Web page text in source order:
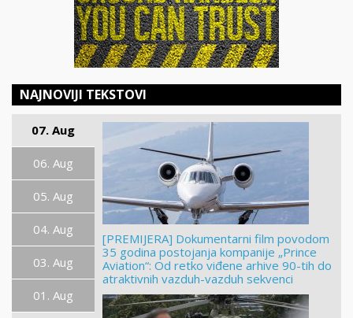
NAJNOVIJI TEKSTOVI
07. Aug
06. Aug
05. Aug
04. Aug
03. Aug
01. Aug
[PREMIJERA] Dokumentarni film povodom
35 godina postojanja kompanije „Prince
Aviation“: Od retko viđene arhive 90-tih do
atraktivnih vazduh-vazduh sekvenci